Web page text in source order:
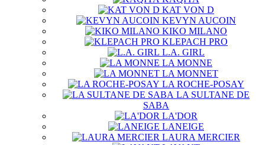
KAT VON D
KEVYN AUCOIN
KIKO MILANO
KLEPACH PRO
L.A. GIRL
LA MONNE
LA MONNET
LA ROCHE-POSAY
LA SULTANE DE
SABA
LA'DOR
LANEIGE
LAURA MERCIER